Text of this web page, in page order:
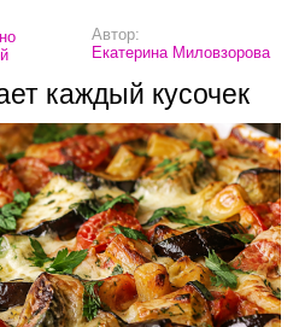
Автор:
Екатерина Миловзорова
каждый кусочек